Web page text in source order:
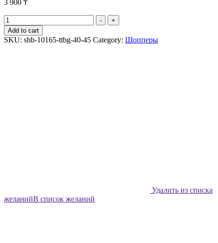
3 900 ₸
Сумка
шоппер
Shabu
Человечки
-
+
Add to cart
SKU: shb-10165-ttbg-40-45 Category: Шопперы
Удалить из списка
желанийВ список желаний